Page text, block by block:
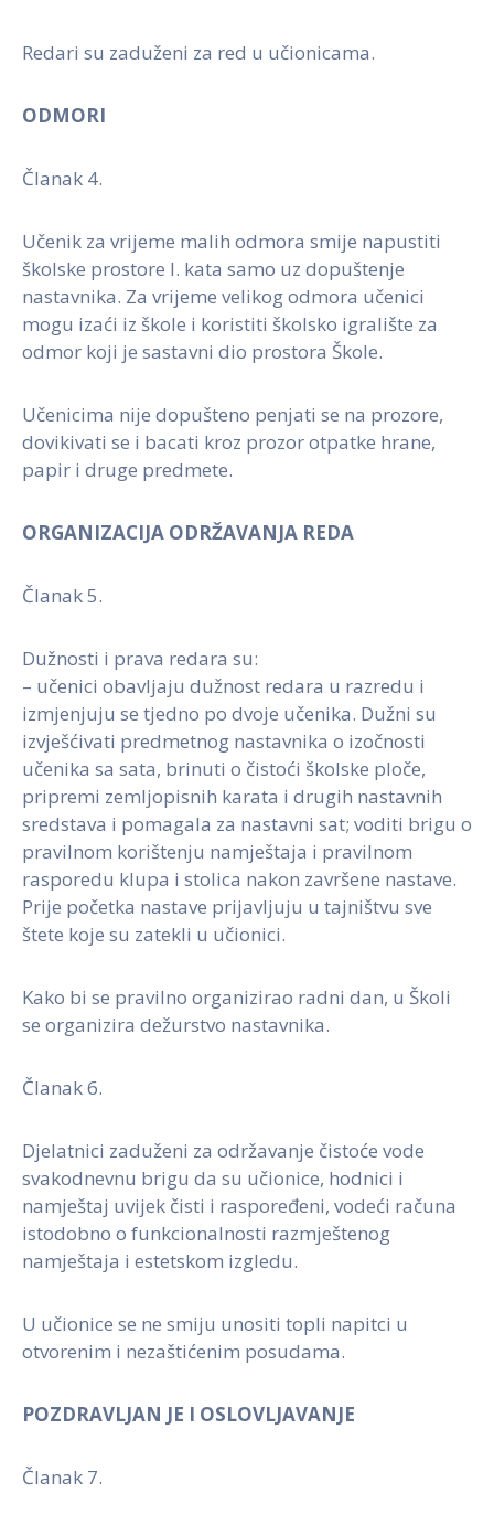
Redari su zaduženi za red u učionicama.
ODMORI
Članak 4.
Učenik za vrijeme malih odmora smije napustiti
školske prostore I. kata samo uz dopuštenje
nastavnika. Za vrijeme velikog odmora učenici
mogu izaći iz škole i koristiti školsko igralište za
odmor koji je sastavni dio prostora Škole.
Učenicima nije dopušteno penjati se na prozore,
dovikivati se i bacati kroz prozor otpatke hrane,
papir i druge predmete.
ORGANIZACIJA ODRŽAVANJA REDA
Članak 5.
Dužnosti i prava redara su:
– učenici obavljaju dužnost redara u razredu i
izmjenjuju se tjedno po dvoje učenika. Dužni su
izvješćivati predmetnog nastavnika o izočnosti
učenika sa sata, brinuti o čistoći školske ploče,
pripremi zemljopisnih karata i drugih nastavnih
sredstava i pomagala za nastavni sat; voditi brigu o
pravilnom korištenju namještaja i pravilnom
rasporedu klupa i stolica nakon završene nastave.
Prije početka nastave prijavljuju u tajništvu sve
štete koje su zatekli u učionici.
Kako bi se pravilno organizirao radni dan, u Školi
se organizira dežurstvo nastavnika.
Članak 6.
Djelatnici zaduženi za održavanje čistoće vode
svakodnevnu brigu da su učionice, hodnici i
namještaj uvijek čisti i raspoređeni, vodeći računa
istodobno o funkcionalnosti razmještenog
namještaja i estetskom izgledu.
U učionice se ne smiju unositi topli napitci u
otvorenim i nezaštićenim posudama.
POZDRAVLJAN JE I OSLOVLJAVANJE
Članak 7.